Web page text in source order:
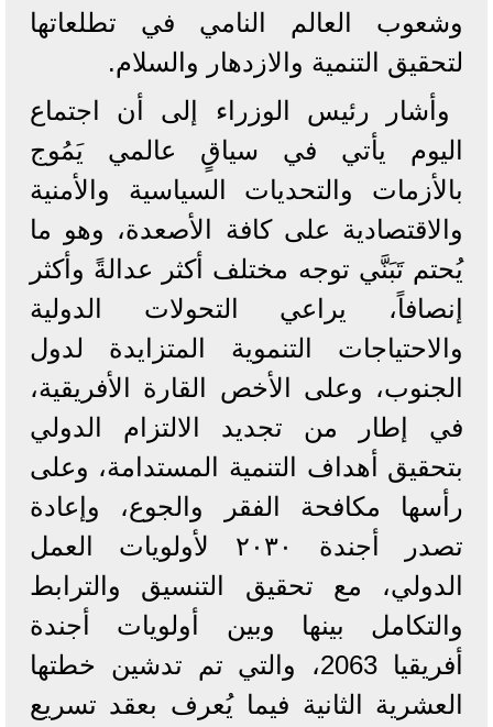
وشعوب العالم النامي في تطلعاتها
لتحقيق التنمية والازدهار والسلام.
وأشار رئيس الوزراء إلى أن اجتماع
اليوم يأتي في سياقٍ عالمي يَمُوج
بالأزمات والتحديات السياسية والأمنية
والاقتصادية على كافة الأصعدة، وهو ما
يُحتم تَبَنَّي توجه مختلف أكثر عدالةً وأكثر
إنصافاً، يراعي التحولات الدولية
والاحتياجات التنموية المتزايدة لدول
الجنوب، وعلى الأخص القارة الأفريقية،
في إطار من تجديد الالتزام الدولي
بتحقيق أهداف التنمية المستدامة، وعلى
رأسها مكافحة الفقر والجوع، وإعادة
تصدر أجندة ۲۰۳۰ لأولويات العمل
الدولي، مع تحقيق التنسيق والترابط
والتكامل بينها وبين أولويات أجندة
أفريقيا 2063، والتي تم تدشين خطتها
العشرية الثانية فيما يُعرف بعقد تسريع